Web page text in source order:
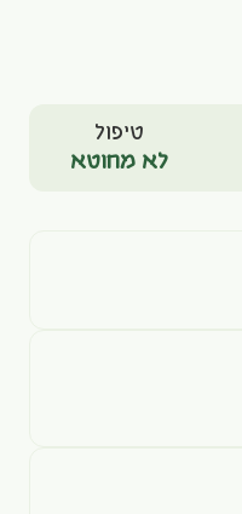
טיפול
לא מחוטא